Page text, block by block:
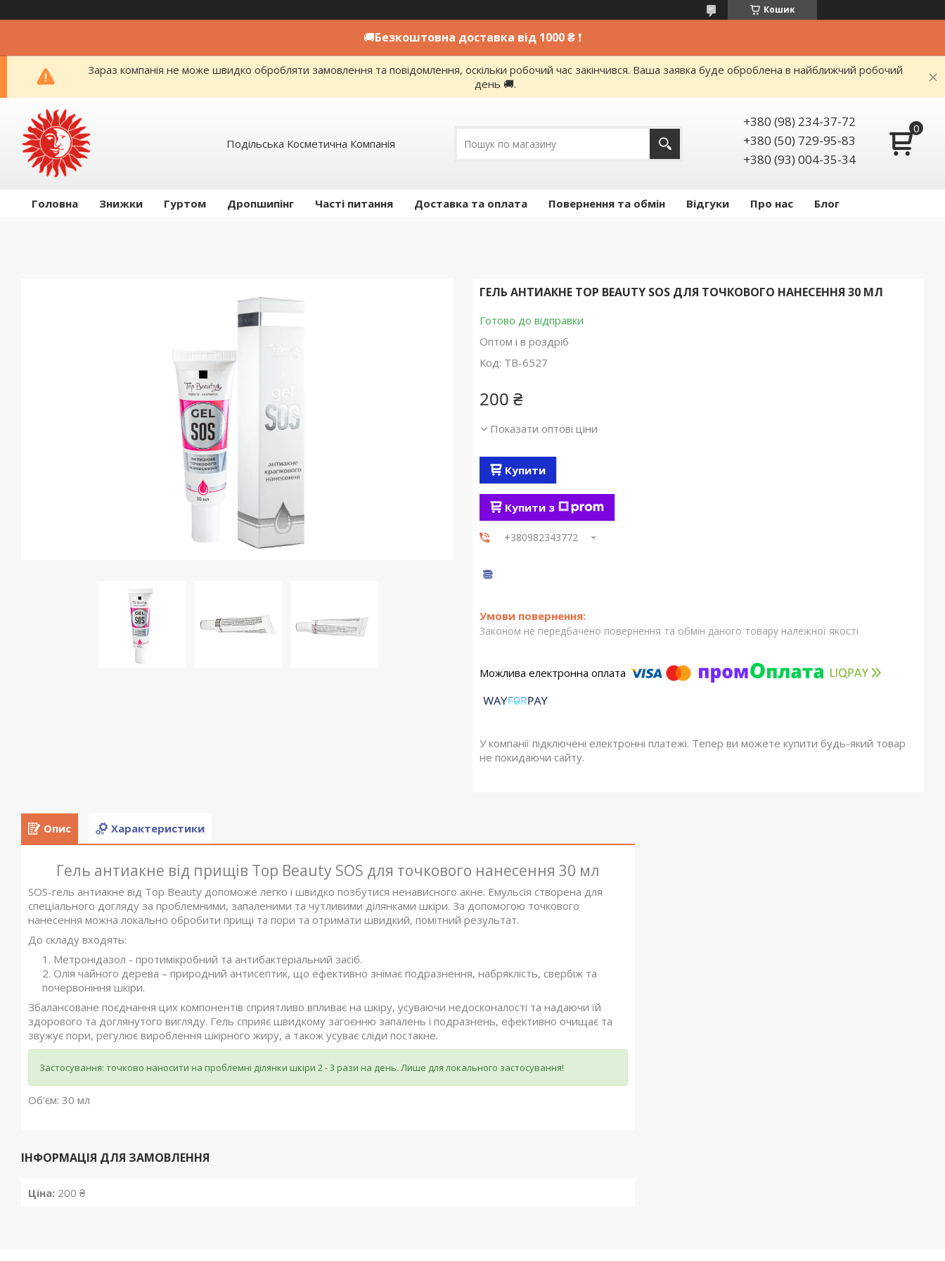
Кошик
🚚Безкоштовна доставка від 1000 ₴ ❗
Зараз компанія не може швидко обробляти замовлення та повідомлення, оскільки робочий час закінчився. Ваша заявка буде оброблена в найближчий робочий
день 🚚.
Подільська Косметична Компанія
+380 (98) 234-37-72
+380 (50) 729-95-83
+380 (93) 004-35-34
Головна Знижки Гуртом Дропшипінг Часті питання Доставка та оплата Повернення та обмін Відгуки Про нас Блог
ГЕЛЬ АНТИАКНЕ TOP BEAUTY SOS ДЛЯ ТОЧКОВОГО НАНЕСЕННЯ 30 МЛ
Готово до відправки
Оптом і в роздріб
Код: TB-6527
200 ₴
Показати оптові ціни
Купити
Купити з
+380982343772
Законом не передбачено повернення та обмін даного товару належної якості
У компанії підключені електронні платежі. Тепер ви можете купити будь-який товар
не покидаючи сайту.
Опис Характеристики
Гель антиакне від прищів Top Beauty SOS для точкового нанесення 30 мл
SOS-гель антиакне від Top Beauty допоможе легко і швидко позбутися ненависного акне. Емульсія створена для
спеціального догляду за проблемними, запаленими та чутливими ділянками шкіри. За допомогою точкового
нанесення можна локально обробити прищі та пори та отримати швидкий, помітний результат.
До складу входять:
Метронідазол - протимікробний та антибактеріальний засіб.
Олія чайного дерева – природний антисептик, що ефективно знімає подразнення, набряклість, свербіж та
почервоніння шкіри.
Збалансоване поєднання цих компонентів сприятливо впливає на шкіру, усуваючи недосконалості та надаючи їй
здорового та доглянутого вигляду. Гель сприяє швидкому загоєнню запалень і подразнень, ефективно очищає та
звужує пори, регулює вироблення шкірного жиру, а також усуває сліди постакне.
Застосування: точково наносити на проблемні ділянки шкіри 2 - 3 рази на день. Лише для локального застосування!
Об'єм: 30 мл
ІНФОРМАЦІЯ ДЛЯ ЗАМОВЛЕННЯ
Ціна: 200 ₴